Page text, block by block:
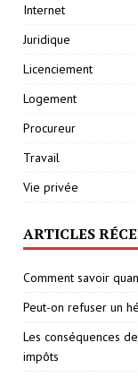
Internet
Juridique
Licenciement
Logement
Procureur
Travail
Vie privée
ARTICLES
Comment savoir
Peut-on refuser un
Les conséquences
impôts